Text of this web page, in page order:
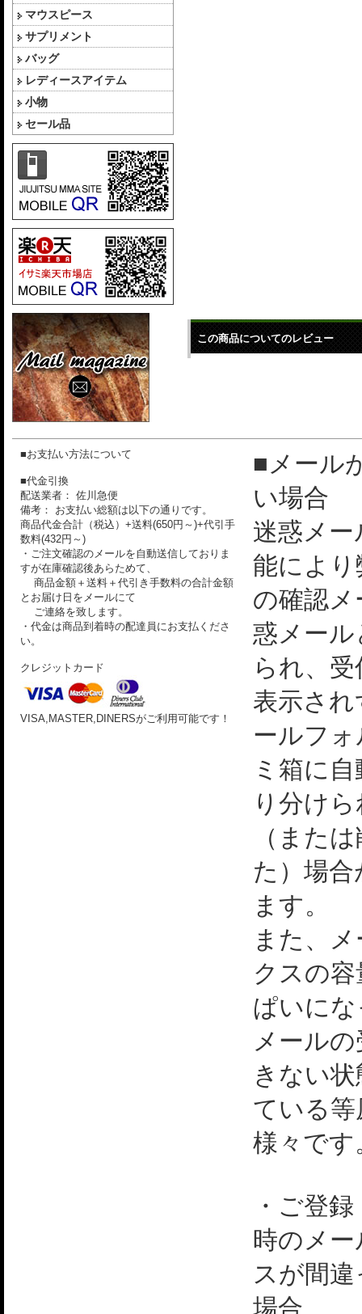
マウスピース
サプリメント
バッグ
レディースアイテム
小物
セール品
この商品についてのレビュー
■お支払い方法について
■代金引換
配送業者： 佐川急便
備考： お支払い総額は以下の通りです。
商品代金合計（税込）+送料(650円～)+代引手
数料(432円～)
・ご注文確認のメールを自動送信しておりま
すが在庫確認後あらためて、
商品金額＋送料＋代引き手数料の合計金額
とお届け日をメールにて
ご連絡を致します。
・代金は商品到着時の配達員にお支払くださ
い。
クレジットカード
VISA,MASTER,DINERSがご利用可能です！
■メール
い場合
迷惑メー
能によ
の確認
惑メー
られ、
表示さ
ールフ
ミ箱に
り分け
（また
た）場
ます。
また、
クスの
ぱいに
メール
きない
ている
様々です
・ご登
時のメ
スが間
場合